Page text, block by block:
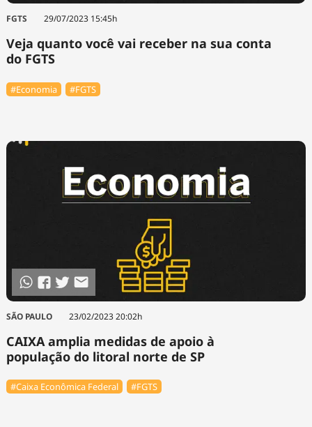
FGTS 29/07/2023 15:45h
Veja quanto você vai receber na sua conta
do FGTS
#Economia #FGTS
SÃO PAULO 23/02/2023 20:02h
CAIXA amplia medidas de apoio à
população do litoral norte de SP
#Caixa Econômica Federal #FGTS